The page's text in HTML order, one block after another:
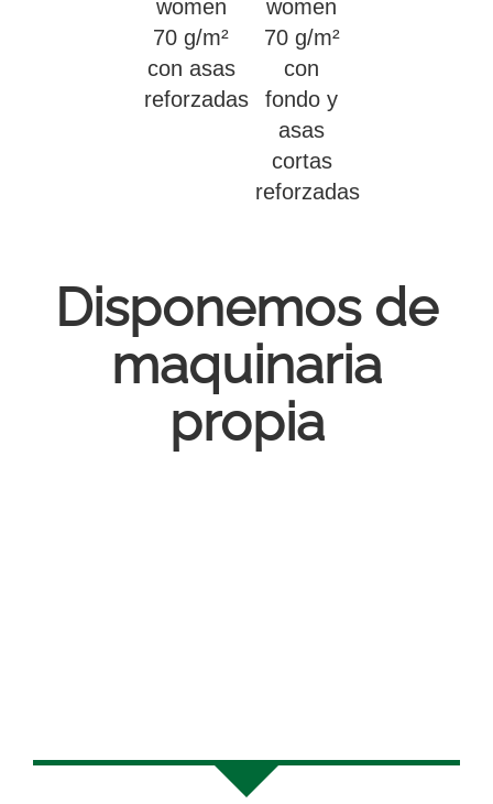
women
70 g/m²
con asas
reforzadas
women
70 g/m²
con
fondo y
asas
cortas
reforzadas
Disponemos de
maquinaria
propia